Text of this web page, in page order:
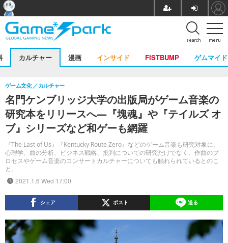
menu
search
カルチャー 漫画 インサイド FISTBUMP ゲムマイド
名門ケンブリッジ大学の出版局がゲーム音楽の
研究本をリリースへ―『塊魂』や『テイルズ オ
ブ』シリーズなど和ゲーも網羅
『The Last of Us』『Kentucky Route Zero』などのゲーム音楽も研究対象に。
心理学、曲の分析、ビジネス戦略、批判についての研究だけでなく、作曲のプ
ロセスやゲーム音楽のコンサートカルチャーについても触れられているとのこ
と。
ゲーム文化 カルチャー
2021.1.6 Wed 17:00
シェア ポスト 送る